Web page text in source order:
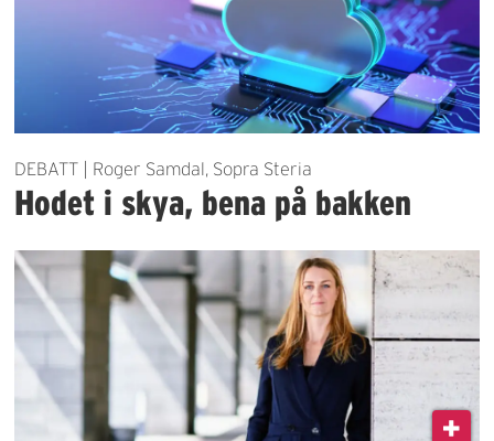
DEBATT | Roger Samdal, Sopra Steria
Hodet i skya, bena på bakken